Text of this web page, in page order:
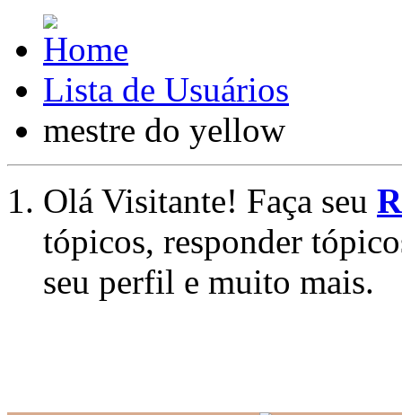
Lista de Usuários
mestre do yellow
Olá Visitante! Faça seu
tópicos, responder
seu perfil e muito mais.